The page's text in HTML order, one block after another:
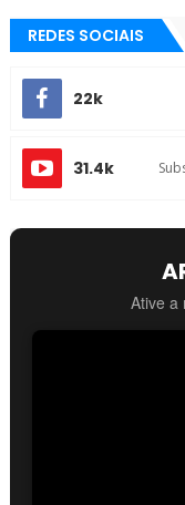
REDES SOCIAIS
22k
31.4k
Ative a